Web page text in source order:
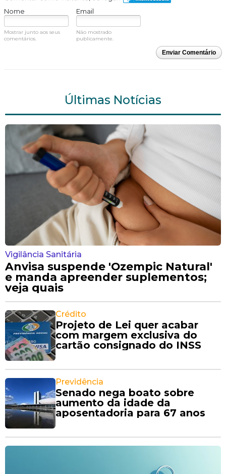
Nome
Email
Mostrar junto aos seus
comentários.
Não mostrado
publicamente.
Enviar Comentário
Últimas Notícias
Vigilância Sanitária
Anvisa suspende 'Ozempic Natural'
e manda apreender suplementos;
veja quais
Crédito
Projeto de Lei quer acabar
com margem exclusiva do
cartão consignado do INSS
Previdência
Senado nega boato sobre
aumento da idade da
aposentadoria para 67 anos